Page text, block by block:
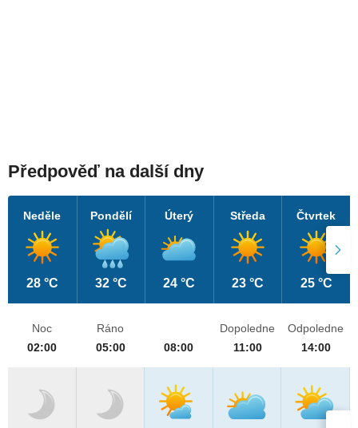
Předpověď na další dny
Neděle
28 °C
Pondělí
32 °C
Úterý
24 °C
Středa
23 °C
Čtvrtek
25 °C
Noc
02:00
Ráno
05:00
08:00
Dopoledne
11:00
Odpoledne
14:00